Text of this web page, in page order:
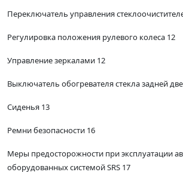
Переключатель управления
Регулировка положения рулевого колеса 12
Управление зеркалами 12
Выключатель обогревателя стекла задней
Сиденья 13
Ремни безопасности 16
Меры предосторожности при эксплуатации
оборудованных системой SRS 17